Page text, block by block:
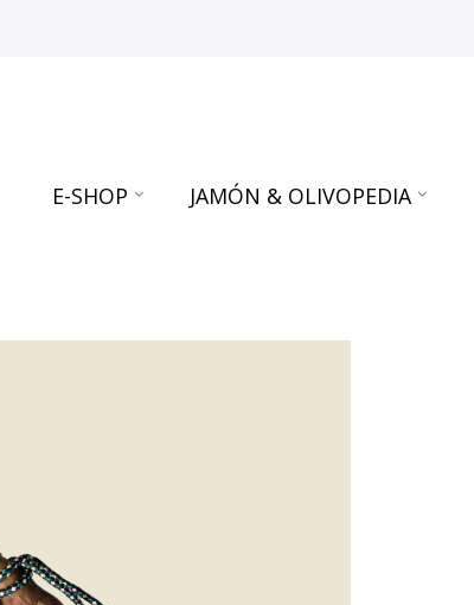
E-SHOP JAMÓN & OLIVOPEDIA